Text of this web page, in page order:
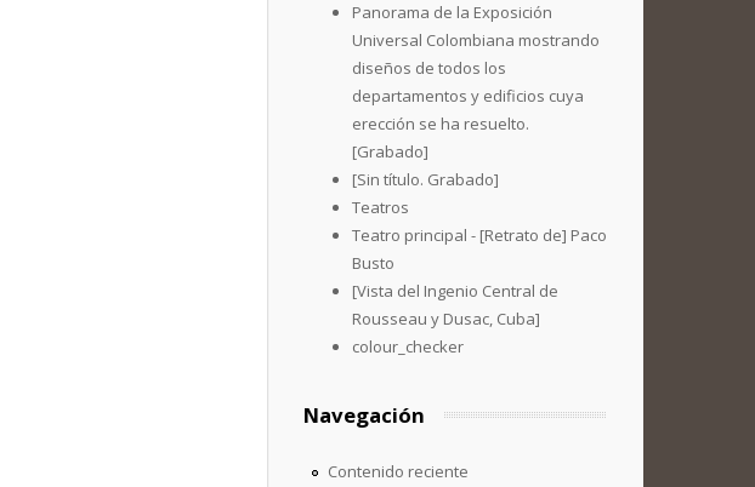
Panorama de la Exposición
Universal Colombiana mostrando
diseños de todos los
departamentos y edificios cuya
erección se ha resuelto.
[Grabado]
[Sin título. Grabado]
Teatros
Teatro principal - [Retrato de] Paco
Busto
[Vista del Ingenio Central de
Rousseau y Dusac, Cuba]
colour_checker
Navegación
Contenido reciente